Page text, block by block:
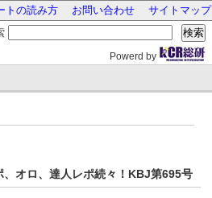
トの読み方 お問い合わせ
サイトマップ
検索
Powerd by
オロ、達人レポ続々！KBJ第695号